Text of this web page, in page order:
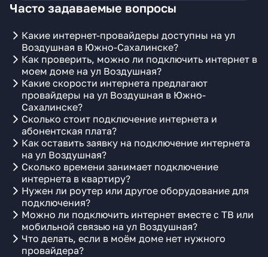
Часто задаваемые вопросы
Какие интернет-провайдеры доступны на ул
Воздушная в Южно-Сахалинске?
Как проверить, можно ли подключить интернет в
моем доме на ул Воздушная?
Какие скорости интернета предлагают
провайдеры на ул Воздушная в Южно-
Сахалинске?
Сколько стоит подключение интернета и
абонентская плата?
Как оставить заявку на подключение интернета
на ул Воздушная?
Сколько времени занимает подключение
интернета в квартиру?
Нужен ли роутер или другое оборудование для
подключения?
Можно ли подключить интернет вместе с ТВ или
мобильной связью на ул Воздушная?
Что делать, если в моём доме нет нужного
провайдера?